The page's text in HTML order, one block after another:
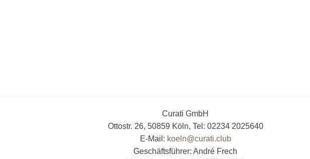
Curati GmbH
Ottostr. 26, 50859 Köln, Tel: 02234 2025640
E-Mail: koeln@curati.club
Geschäftsführer: André Frech